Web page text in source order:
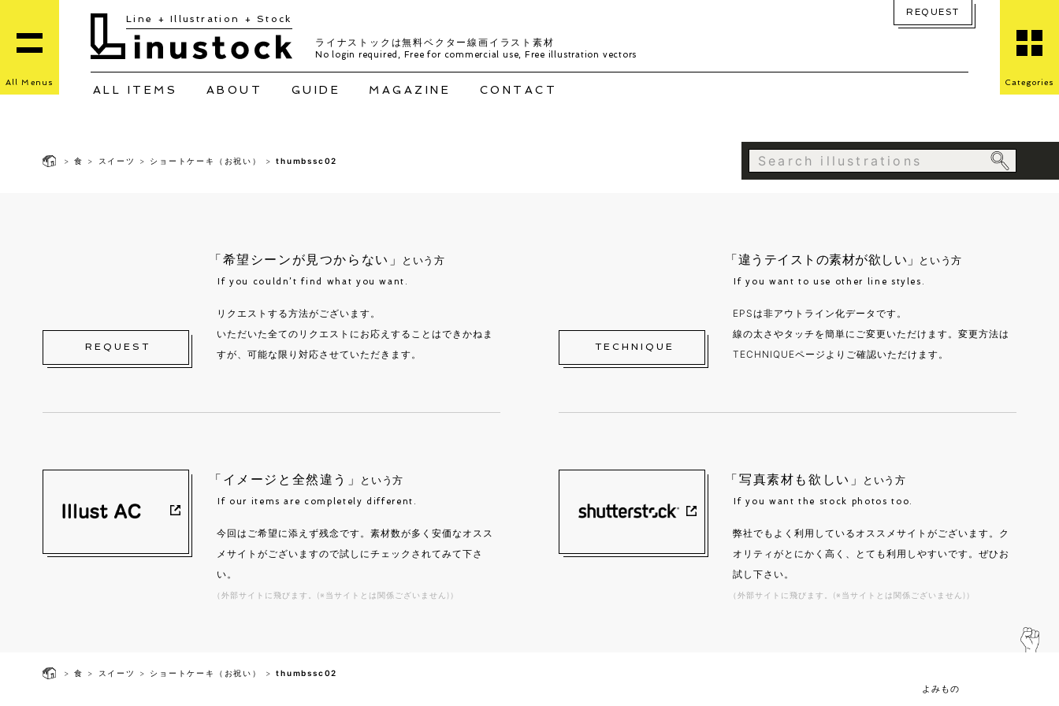
Line + Illustration + Stock
ライナストックは無料ベクター線画イラスト素材
No login required, Free for commercial use, Free illustration vectors
REQUEST
ALL ITEMS ABOUT GUIDE MAGAZINE CONTACT
All Menus Categories
>食 > スイーツ > ショートケーキ（お祝い） >thumbssc02
「希望シーンが見つからない」 という方
If you couldn’t find what you want.
リクエストする方法がございます。
いただいた全てのリクエストにお応えすることはできかねま
すが、可能な限り対応させていただきます。
REQUEST
「違うテイストの素材が欲しい」 という方
If you want to use other line styles.
EPSは非アウトライン化データです。
線の太さやタッチを簡単にご変更いただけます。変更方法は
TECHNIQUEページよりご確認いただけます。
TECHNIQUE
「イメージと全然違う」 という方
If our items are completely different.
今回はご希望に添えず残念です。素材数が多く安価なオスス
メサイトがございますので試しにチェックされてみて下さ
い。
（外部サイトに飛びます。(※当サイトとは関係ございません)）
「写真素材も欲しい」 という方
If you want the stock photos too.
弊社でもよく利用しているオススメサイトがございます。ク
オリティがとにかく高く、とても利用しやすいです。ぜひお
試し下さい。
（外部サイトに飛びます。(※当サイトとは関係ございません)）
>食 > スイーツ > ショートケーキ（お祝い） >thumbssc02
よみもの